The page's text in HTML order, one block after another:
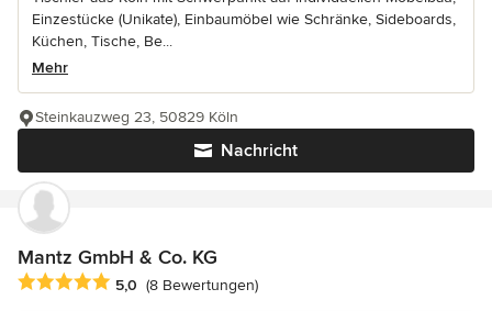
Einzestücke (Unikate), Einbaumöbel wie Schränke, Sideboards,
Küchen, Tische, Be...
Mehr
Nachricht
Steinkauzweg 23, 50829 Köln
Mantz GmbH & Co. KG
Durchschnittliche Bewertung: 5 von 5 Sternen
5,0 (8 Bewertungen)